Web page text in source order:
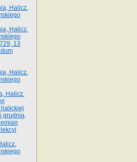
Halicz.
Halicz.
13
Halicz.
Halicz.
grudnia,